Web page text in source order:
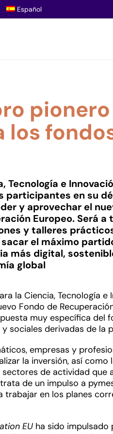
Español
los
Tecnología e
participantes en su
y aprovechar el
Europeo. Será a
y talleres
el máximo
más digital,
global
la Ciencia,
Fondo de
muy específica
sociales derivadas de la
empresas y
la inversión, así
de actividad
de un impulso a
trabajar en los planes
EU ha sido impulsado